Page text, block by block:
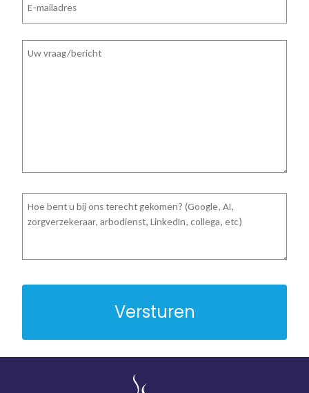
mailadres
Vraag/bericht
Hoe
bent
bij